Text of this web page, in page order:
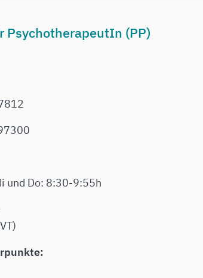
PsychotherapeutIn (PP)
und Do: 8:30-9:55h